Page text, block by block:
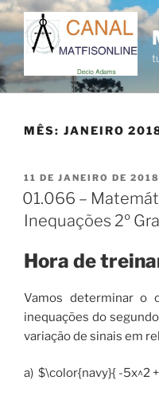
Pular
para
o
conteúdo
MÊS: JANEIRO
PUBLICADO
EM
11 DE JANEIRO DE 2018
01.066 –
Inequações 2º
Hora de
Vamos determinar o
inequações do
variação de sinais em
a) $\color{navy}{ -5x^2